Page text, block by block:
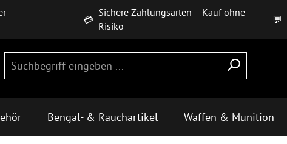
💳
Sichere Zahlungsarten – Kauf ohne
Risiko
💬
Bengal- & Rauchartikel Waffen & Munition